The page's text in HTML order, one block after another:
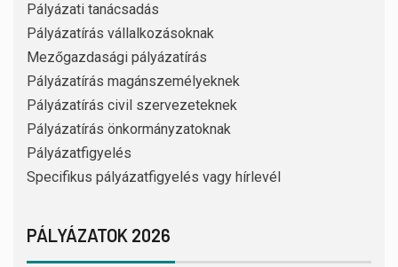
Pályázati tanácsadás
Pályázatírás vállalkozásoknak
Mezőgazdasági pályázatírás
Pályázatírás magánszemélyeknek
Pályázatírás civil szervezeteknek
Pályázatírás önkormányzatoknak
Pályázatfigyelés
Specifikus pályázatfigyelés vagy hírlevél
PÁLYÁZATOK 2026